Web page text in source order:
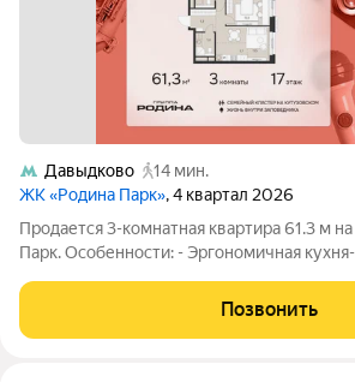
Давыдково
14 мин.
ЖК «Родина Парк», 4 квартал 2026
Продается 3-комнатная квартира 61.3 м
Парк. Особенности: - Эргономичная
растут и дети, и ваши возможности.
кластер на западе
Позвонить